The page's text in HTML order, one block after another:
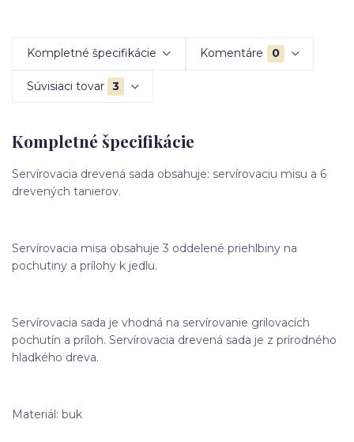
Kompletné špecifikácie Komentáre 0
Súvisiaci tovar 3
Kompletné špecifikácie
Servírovacia drevená sada obsahuje: servírovaciu misu a 6
drevených tanierov.
Servírovacia misa obsahuje 3 oddelené priehlbiny na
pochutiny a prílohy k jedlu.
Servírovacia sada je vhodná na servírovanie grilovacích
pochutín a príloh. Servírovacia drevená sada je z prírodného
hladkého dreva.
Materiál: buk